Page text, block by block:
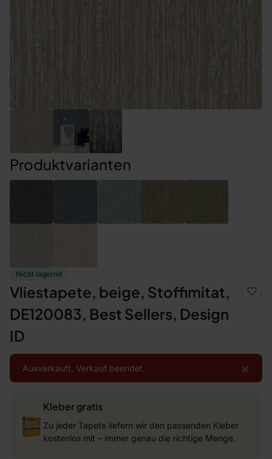
Nicht lagernd
Vliestapete, beige, Stoffimitat,
DE120083, Best Sellers, Design
ID
×
Ausverkauft, Verkauf beendet.
Kleber gratis
Zu jeder Tapete liefern wir den passenden Kleber
kostenlos mit – immer genau die richtige Menge.
Produktvarianten